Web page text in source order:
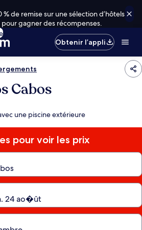
% de remise sur une sélection d’hôtels
gagner des récompenses.
Obtenir l’appli
Cabos
une piscine extérieure
pour voir les prix